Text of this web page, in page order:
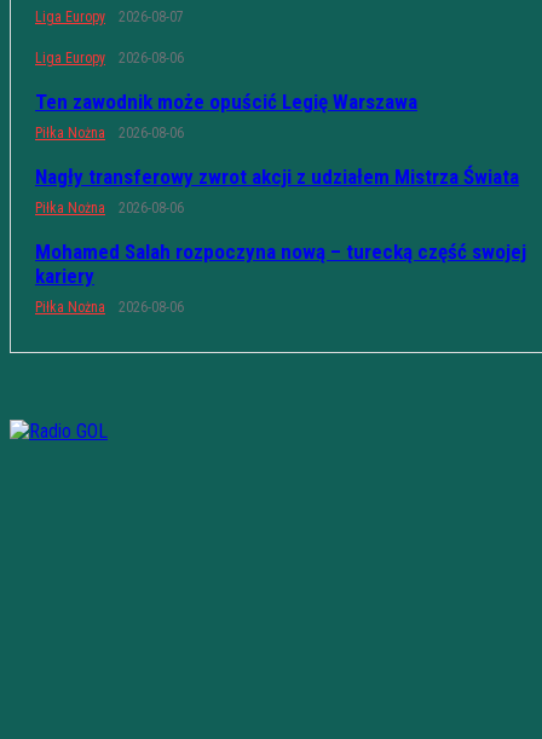
Liga Europy 2026-08-07
Liga Europy 2026-08-06
Ten zawodnik może opuścić Legię Warszawa
Piłka Nożna 2026-08-06
Nagły transferowy zwrot akcji z udziałem Mistrza Świata
Piłka Nożna 2026-08-06
Mohamed Salah rozpoczyna nową – turecką część swojej
kariery
Piłka Nożna 2026-08-06